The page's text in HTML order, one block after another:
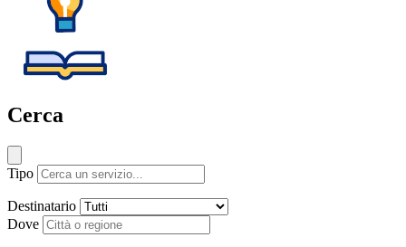
Cerca
Tipo
Destinatario
Dove